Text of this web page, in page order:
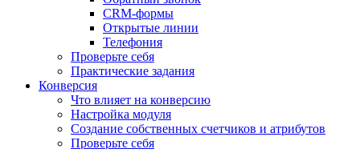
CRM-формы
Открытые линии
Телефония
Проверьте себя
Практические задания
Конверсия
Что влияет на конверсию
Настройка модуля
Создание собственных счетчиков и атрибутов
Проверьте себя